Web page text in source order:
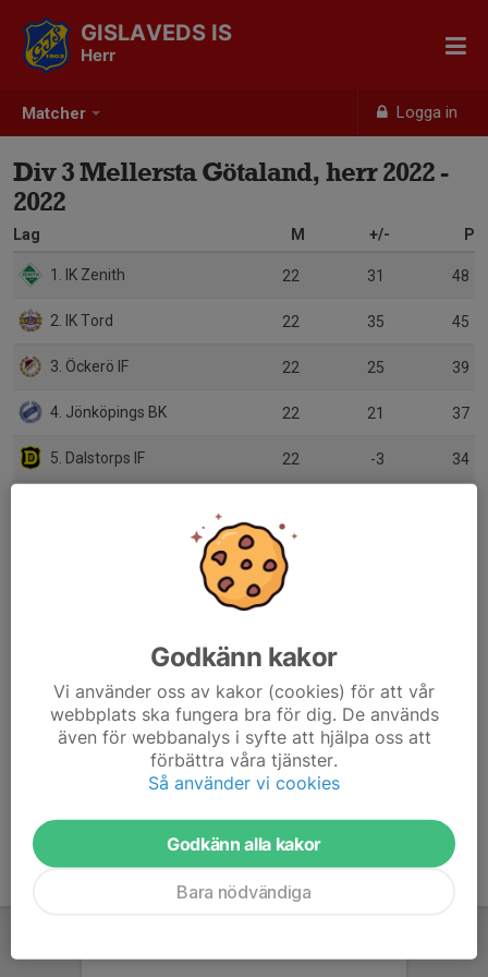
Matcher Logga in
GISLAVEDS IS
Herr
Div 3 Mellersta Götaland, herr 2022 -
2022
Lag M +/- P
1. IK Zenith 22 31 48
2. IK Tord 22 35 45
3. Öckerö IF 22 25 39
4. Jönköpings BK 22 21 37
5. Dalstorps IF 22 -3 34
22
10. Ulricehamns IFK 22 -10
11. IFK Björkö 22 -7
12. Assyriska IK 22
Godkänn kakor
Vi använder oss av kakor (cookies) för att vår
webbplats ska fungera bra för dig. De används
även för webbanalys i syfte att hjälpa oss att
förbättra våra tjänster.
Så använder vi cookies
Godkänn alla kakor
Bara nödvändiga